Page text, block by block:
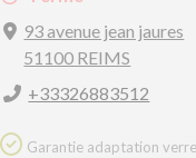
93 avenue jean jaures
51100 REIMS
+33326883512